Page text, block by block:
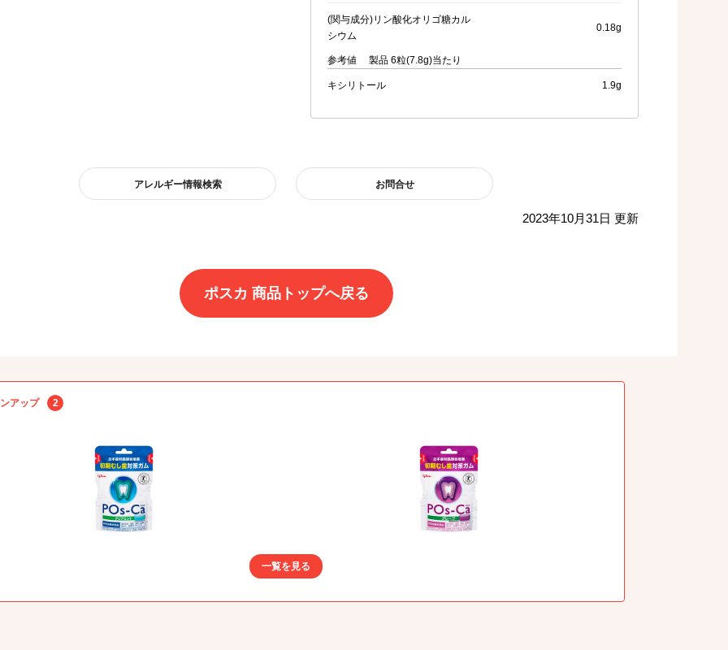
(関与成分)リン酸化オリゴ糖カル
シウム
0.18g
参考値 製品 6粒(7.8g)当たり
キシリトール 1.9g
アレルギー情報検索 お問合せ
2023年10月31日 更新
ポスカ 商品トップへ戻る
アップ 2
一覧を見る